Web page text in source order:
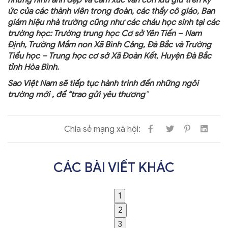
ức của các thành viên trong đoàn, các thầy cô giáo, Ban
giám hiệu nhà trường cũng như các cháu học sinh tại các
trường học: Trường trung học Cơ sở Yên Tiến – Nam
Định, Trường Mầm non Xã Bình Cảng, Đà Bắc và Trường
Tiểu học – Trung học cơ sở Xã Đoàn Kết, Huyện Đà Bắc
tỉnh Hòa Bình.
Sao Việt Nam sẽ tiếp tục hành trình đến những ngôi
trường mới , để “trao gửi yêu thương”
Chia sẻ mạng xã hội:
CÁC BÀI VIẾT KHÁC
1
2
3